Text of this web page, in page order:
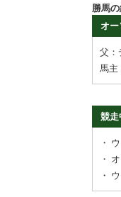
勝馬
オー
父：
馬主
競走
・
・
・